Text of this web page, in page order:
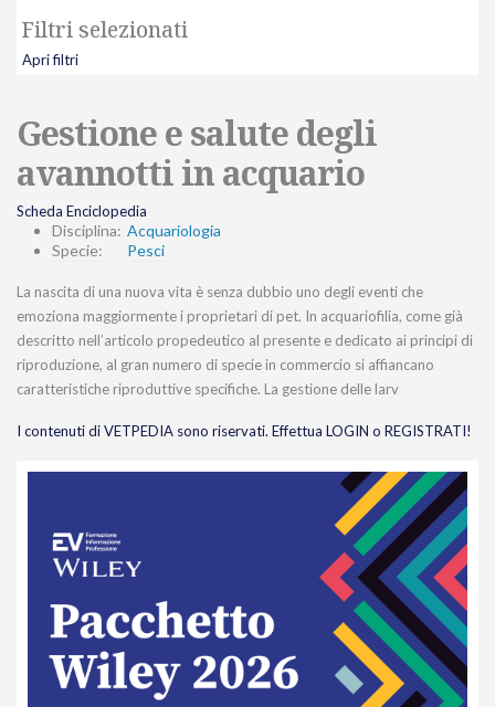
Filtri selezionati
Apri filtri
Gestione e salute degli
avannotti in acquario
Scheda Enciclopedia
Disciplina: Acquariologia
Specie:
Pesci
La nascita di una nuova vita è senza dubbio uno degli eventi che
emoziona maggiormente i proprietari di pet. In acquariofilia, come già
descritto nell’articolo propedeutico al presente e dedicato ai principi di
riproduzione, al gran numero di specie in commercio si affiancano
caratteristiche riproduttive specifiche. La gestione delle larv
I contenuti di VETPEDIA sono riservati. Effettua LOGIN o REGISTRATI!